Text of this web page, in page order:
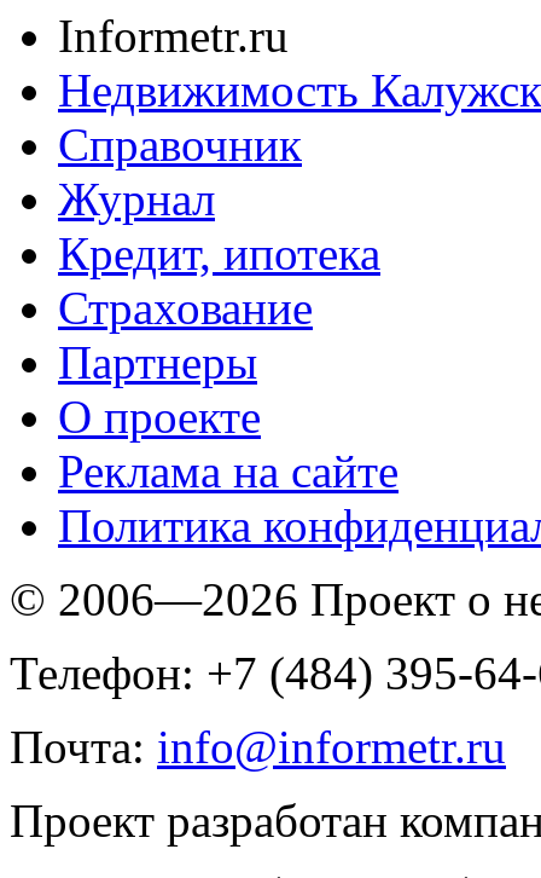
Informetr.ru
Недвижимость
Справочник
Журнал
Кредит, ипотека
Страхование
Партнеры
O проекте
Реклама на сайте
Политика
© 2006—2026 Проект о
Телефон: +7 (484) 395-
Почта: info@informetr.ru
Проект разработан